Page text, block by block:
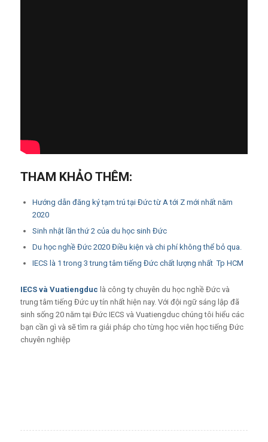
THAM KHẢO THÊM:
Hướng dẫn đăng ký tạm trú tại Đức từ A tới Z mới nhất năm
2020
Sinh nhậtlần thứ 2 của du học sinh Đức
Du học nghề Đức 2020 Điều kiện và chi phí không thể bỏ qua.
IECS là 1 trong 3 trung tâm tiếng Đức chất lượng nhất Tp HCM
IECSvà Vuatiengduc là công ty chuyên du học nghề Đức và
trung tâm tiếng Đức uy tín nhất hiện nay. Với đội ngữ sáng lập đã
sinh sống 20 năm tại Đức IECS và Vuatiengduc chúng tôi hiểu các
bạn cần gì và sẽ tìm ra giải pháp cho từng học viên học tiếng Đức
chuyên nghiệp